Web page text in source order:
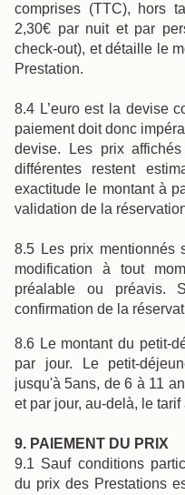
comprises (TTC), hors
2,30€ par nuit et par
check-out), et détaille le
Prestation.
8.4 L’euro est la devise
paiement doit donc
devise. Les prix
différentes restent
exactitude le montant à
validation de la
8.5 Les prix mentionnés
modification à tout
préalable ou préavis.
confirmation de la
8.6 Le montant du petit-
par jour. Le petit-
jusqu'à 5ans, de 6 à 11
et par jour, au-delà, le
9. PAIEMENT DU PRIX
9.1 Sauf conditions
du prix des Prestations